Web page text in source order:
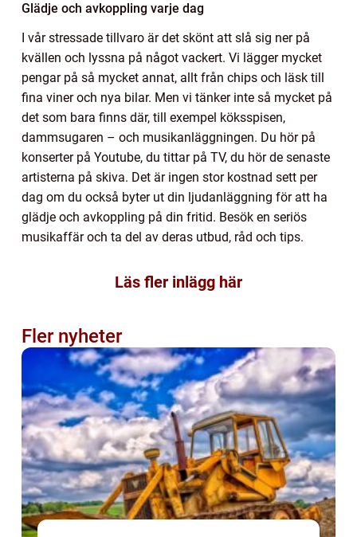
Glädje och avkoppling varje dag
I vår stressade tillvaro är det skönt att slå sig ner på
kvällen och lyssna på något vackert. Vi lägger mycket
pengar på så mycket annat, allt från chips och läsk till
fina viner och nya bilar. Men vi tänker inte så mycket på
det som bara finns där, till exempel köksspisen,
dammsugaren – och musikanläggningen. Du hör på
konserter på Youtube, du tittar på TV, du hör de senaste
artisterna på skiva. Det är ingen stor kostnad sett per
dag om du också byter ut din ljudanläggning för att ha
glädje och avkoppling på din fritid. Besök en seriös
musikaffär och ta del av deras utbud, råd och tips.
Läs fler inlägg här
Fler nyheter